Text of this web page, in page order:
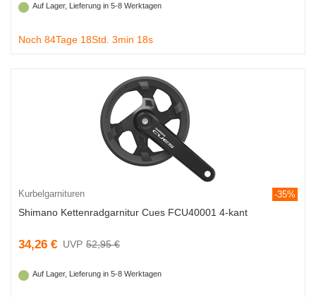
Auf Lager, Lieferung in 5-8 Werktagen
Noch 84Tage 18Std. 3min 18s
Kurbelgarnituren -35%
Shimano Kettenradgarnitur Cues FCU40001 4-kant
34,26 € 52,95 €
Auf Lager, Lieferung in 5-8 Werktagen